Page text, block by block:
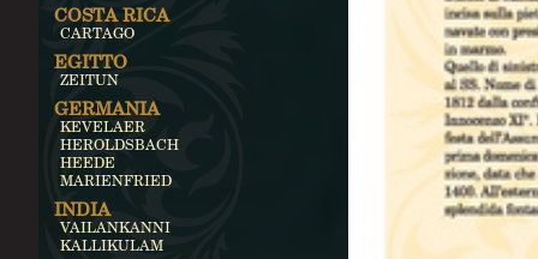
COSTA RICA
CARTAGO
EGITTO
ZEITUN
GERMANIA
KEVELAER
HEROLDSBACH
HEEDE
MARIENFRIED
INDIA
VAILANKANNI
KALLIKULAM